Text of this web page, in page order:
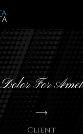
Dolor For Amet
Client